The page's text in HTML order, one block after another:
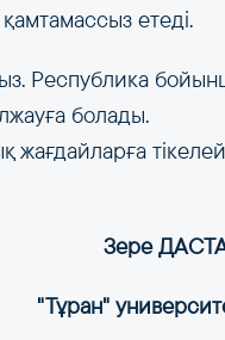
етеді.
Республика
болады.
тікелей
Зере
"Тұран"